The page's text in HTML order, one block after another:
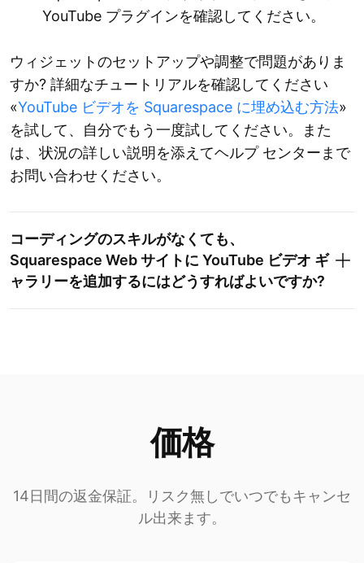
YouTube プラグインを確認してください。
ウィジェットのセットアップや調整で問題がありま
すか? 詳細なチュートリアルを確認してください
«YouTube ビデオを Squarespace に埋め込む方法»
を試して、自分でもう一度試してください。また
は、状況の詳しい説明を添えてヘルプ センターまで
お問い合わせください。
コーディングのスキルがなくても、
Squarespace Web サイトに YouTube ビデオ ギ
ャラリーを追加するにはどうすればよいですか?
価格
14日間の返金保証。リスク無しでいつでもキャンセ
ル出来ます。